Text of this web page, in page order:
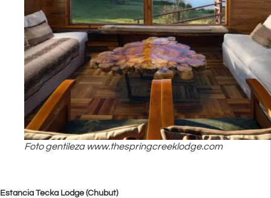
Foto gentileza www.thespringcreeklodge.com
Estancia Tecka Lodge (Chubut)